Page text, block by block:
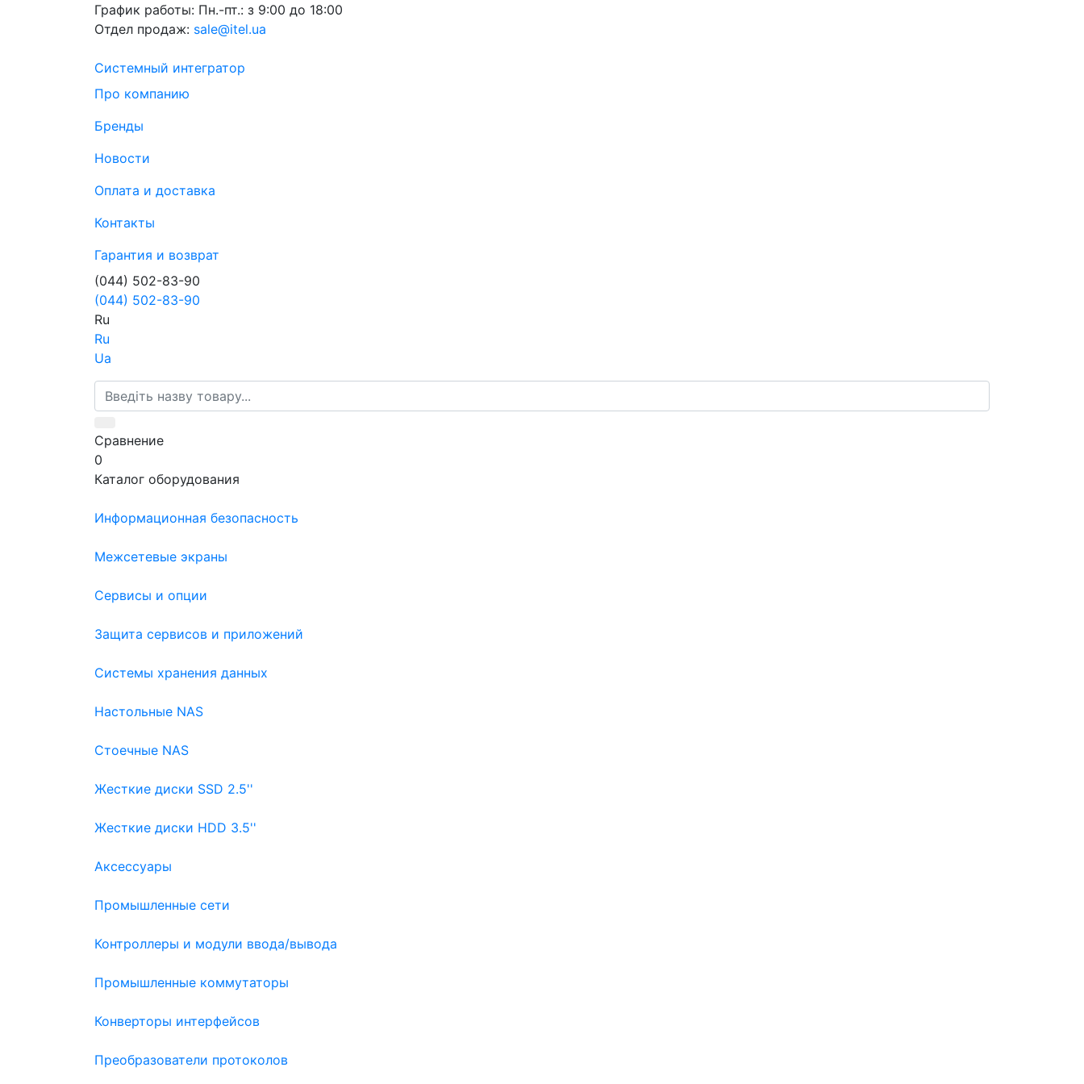
График работы: Пн.-пт.: з 9:00 до 18:00
Отдел продаж: sale@itel.ua
Системный интегратор
Про компанию
Бренды
Новости
Оплата и доставка
Контакты
Гарантия и возврат
(044) 502-83-90
(044) 502-83-90
Ru
Ru
Ua
Сравнение
0
Каталог оборудования
Информационная безопасность
Межсетевые экраны
Сервисы и опции
Защита сервисов и приложений
Системы хранения данных
Настольные NAS
Стоечные NAS
Жесткие диски SSD 2.5''
Жесткие диски HDD 3.5''
Аксессуары
Промышленные сети
Контроллеры и модули ввода/вывода
Промышленные коммутаторы
Конверторы интерфейсов
Преобразователи протоколов